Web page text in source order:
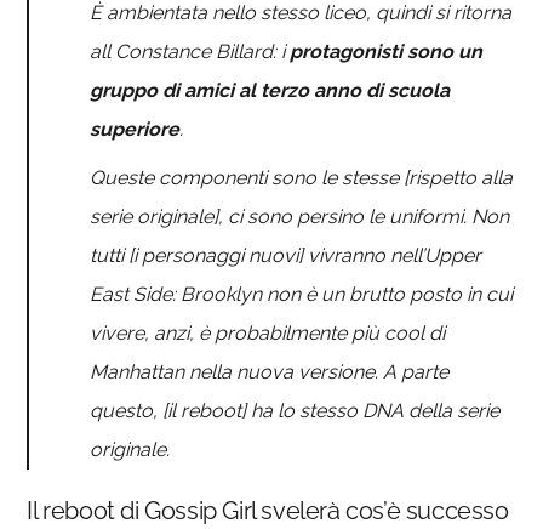
È ambientata nello stesso liceo, quindi si ritorna
all Constance Billard: iprotagonisti sono un
gruppo di amici al terzo anno di scuola
superiore.
Queste componenti sono le stesse [rispetto alla
serie originale], ci sono persino le uniformi. Non
tutti [i personaggi nuovi] vivranno nell’Upper
East Side: Brooklyn non è un brutto posto in cui
vivere, anzi, è probabilmente più cool di
Manhattan nella nuova versione. A parte
questo, [il reboot] ha lo stesso DNA della serie
originale.
Il reboot di Gossip Girl svelerà cos’è successo